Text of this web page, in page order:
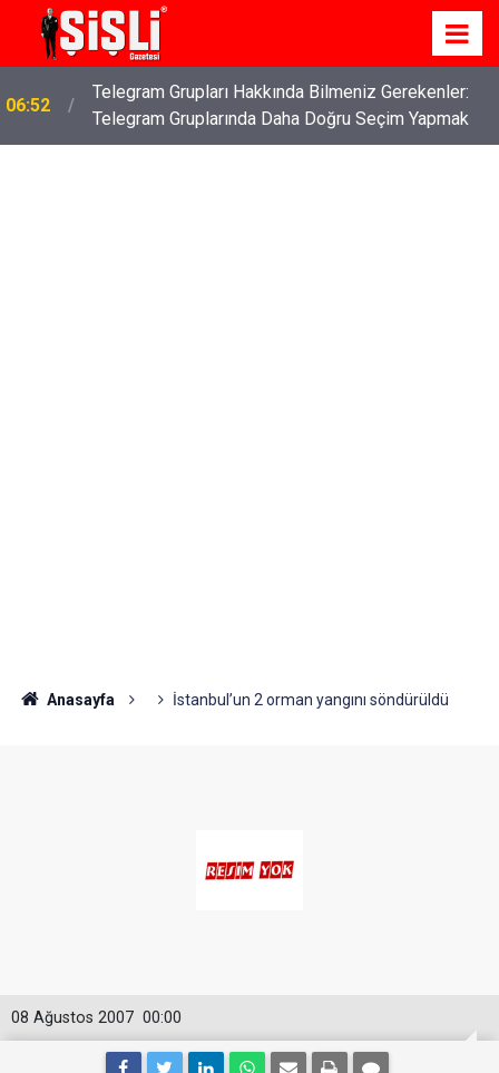
04:43
İş Davaları: Haklarınızı Bilmek ve Koruma Altına
Almak
Anasayfa İstanbul’un 2 orman yangını söndürüldü
00:00
08 Ağustos 2007